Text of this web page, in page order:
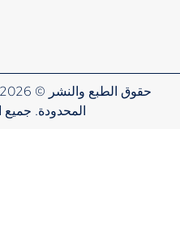
المحدودة.